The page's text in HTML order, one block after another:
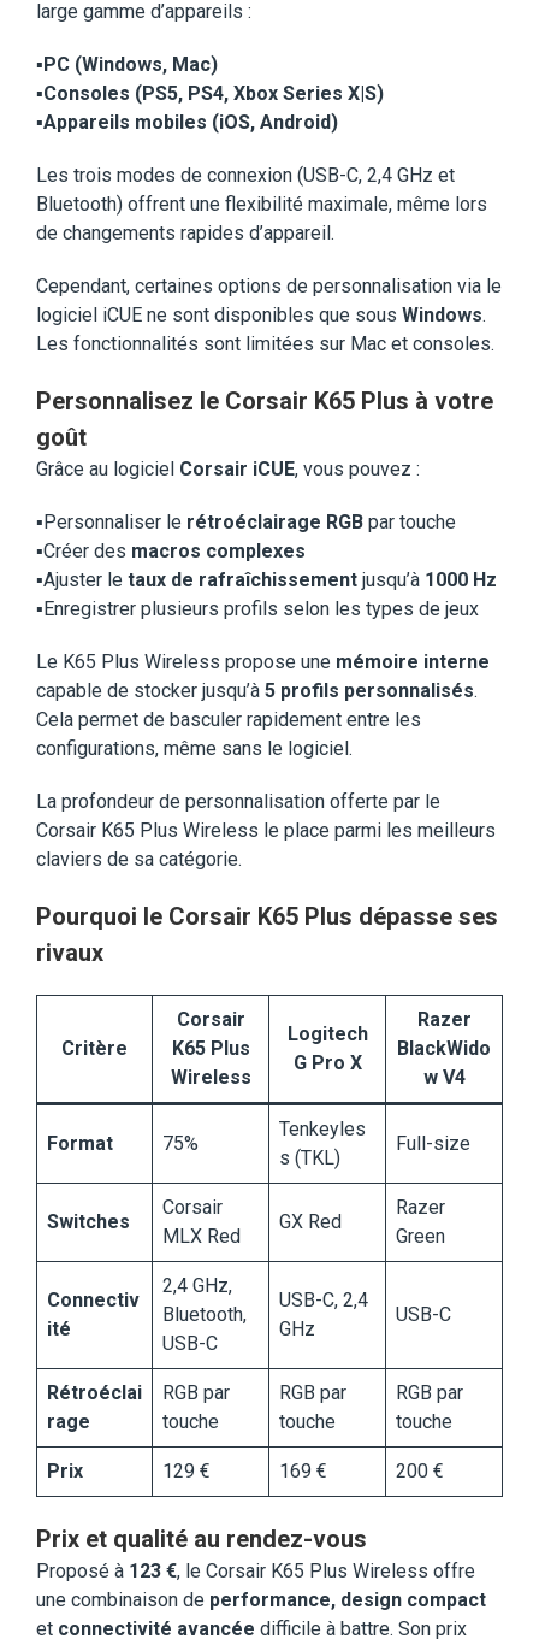
large gamme d’appareils :
▪️PC (Windows, Mac)
▪️Consoles (PS5, PS4, Xbox Series X|S)
▪️Appareils mobiles (iOS, Android)
Les trois modes de connexion (USB-C, 2,4 GHz et
Bluetooth) offrent une flexibilité maximale, même lors
de changements rapides d’appareil.
Cependant, certaines options de personnalisation via le
logiciel iCUE ne sont disponibles que sous Windows.
Les fonctionnalités sont limitées sur Mac et consoles.
Personnalisez le Corsair K65 Plus à votre
goût
Grâce au logiciel Corsair iCUE, vous pouvez :
▪️Personnaliser le rétroéclairage RGB par touche
▪️Créer des macros complexes
▪️Ajuster le taux de rafraîchissement jusqu’à 1000 Hz
▪️Enregistrer plusieurs profils selon les types de jeux
Le K65 Plus Wireless propose une mémoire interne
capable de stocker jusqu’à 5 profils personnalisés.
Cela permet de basculer rapidement entre les
configurations, même sans le logiciel.
La profondeur de personnalisation offerte par le
Corsair K65 Plus Wireless le place parmi les meilleurs
claviers de sa catégorie.
Pourquoi le Corsair K65 Plus dépasse ses
rivaux
Critère
Corsair
K65 Plus
Wireless
Logitech
G Pro X
Razer
BlackWido
w V4
Format 75%
Tenkeyles
s (TKL)
Full-size
Switches
Corsair
MLX Red
GX Red
Razer
Green
Connectiv
ité
2,4 GHz,
Bluetooth,
USB-C
USB-C, 2,4
GHz
USB-C
Rétroéclai
rage
RGB par
touche
RGB par
touche
RGB par
touche
Prix 129 € 169 € 200 €
Prix et qualité au rendez-vous
Proposé à 123 €, le Corsair K65 Plus Wireless offre
une combinaison de performance, design compact
et connectivité avancée difficile à battre. Son prix